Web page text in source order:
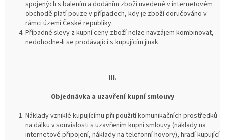
spojených s balením a dodáním zboží uvedené v internetovém
obchodě platí pouze v případech, kdy je zboží doručováno v
rámci území České republiky.
Případné slevy z kupní ceny zboží nelze navzájem kombinovat,
nedohodne-li se prodávající s kupujícím jinak.
III.
Objednávka a uzavření kupní smlouvy
Náklady vzniklé kupujícímu při použití komunikačních prostředků
na dálku v souvislosti s uzavřením kupní smlouvy (náklady na
internetové připojení, náklady na telefonní hovory), hradí kupující